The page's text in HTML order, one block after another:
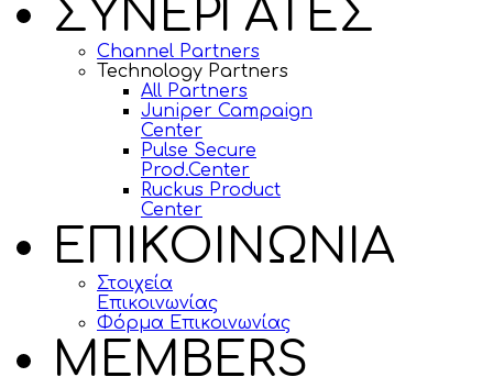
ΣΥΝΕΡΓΑΤΕΣ
Channel Partners
Technology Partners
All Partners
Juniper Campaign
Center
Pulse Secure
Prod.Center
Ruckus Product
Center
ΕΠΙΚΟΙΝΩΝΙΑ
Στοιχεία
Επικοινωνίας
Φόρμα Επικοινωνίας
MEMBERS